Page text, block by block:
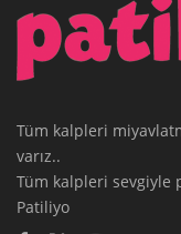
Tüm kalpleri
varız..
Tüm kalpleri sevgiyle
Patiliyo